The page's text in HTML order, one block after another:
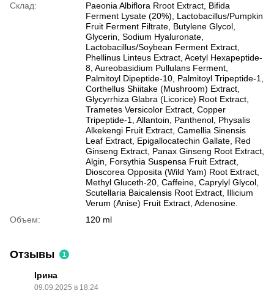
Склад:
Paeonia Albiflora Rroot Extract, Bifida
Ferment Lysate (20%), Lactobacillus/Pumpkin
Fruit Ferment Filtrate, Butylene Glycol,
Glycerin, Sodium Hyaluronate,
Lactobacillus/Soybean Ferment Extract,
Phellinus Linteus Extract, Acetyl Hexapeptide-
8, Aureobasidium Pullulans Ferment,
Palmitoyl Dipeptide-10, Palmitoyl Tripeptide-1,
Corthellus Shiitake (Mushroom) Extract,
Glycyrrhiza Glabra (Licorice) Root Extract,
Trametes Versicolor Extract, Copper
Tripeptide-1, Allantoin, Panthenol, Physalis
Alkekengi Fruit Extract, Camellia Sinensis
Leaf Extract, Epigallocatechin Gallate, Red
Ginseng Extract, Panax Ginseng Root Extract,
Algin, Forsythia Suspensa Fruit Extract,
Dioscorea Opposita (Wild Yam) Root Extract,
Methyl Gluceth-20, Caffeine, Caprylyl Glycol,
Scutellaria Baicalensis Root Extract, Illicium
Verum (Anise) Fruit Extract, Adenosine.
Объем:
120 ml
Отзывы 1
Ірина
09.09.2025 в 18:24